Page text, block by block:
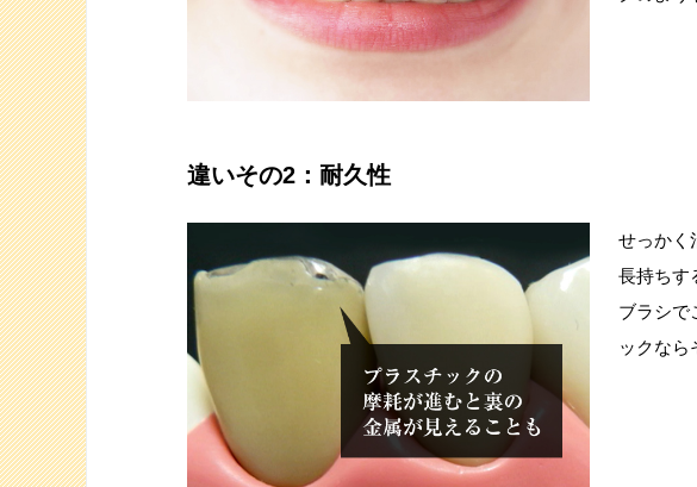
違いその2：耐久性
せっかく
長持ちす
ブラシで
ックなら